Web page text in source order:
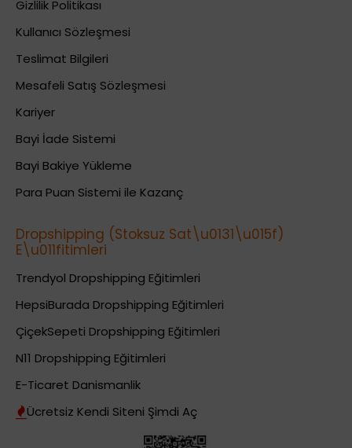
Gizlilik Politikası
Kullanıcı Sözleşmesi
Teslimat Bilgileri
Mesafeli Satış Sözleşmesi
Kariyer
Bayi İade Sistemi
Bayi Bakiye Yükleme
Para Puan Sistemi ile Kazanç
Dropshipping (Stoksuz Sat\u0131\u015f)
E\u011fitimleri
Trendyol Dropshipping Eğitimleri
HepsiBurada Dropshipping Eğitimleri
ÇiçekSepeti Dropshipping Eğitimleri
N11 Dropshipping Eğitimleri
E-Ticaret Danismanlik
Ücretsiz Kendi Siteni Şimdi Aç